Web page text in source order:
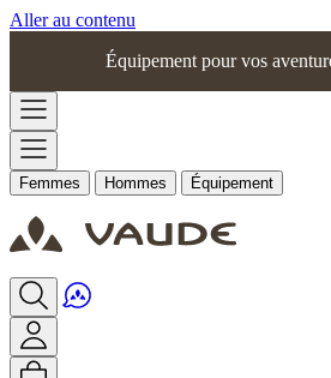
Aller au contenu
Équipement pour vos
Femmes Hommes Équipement